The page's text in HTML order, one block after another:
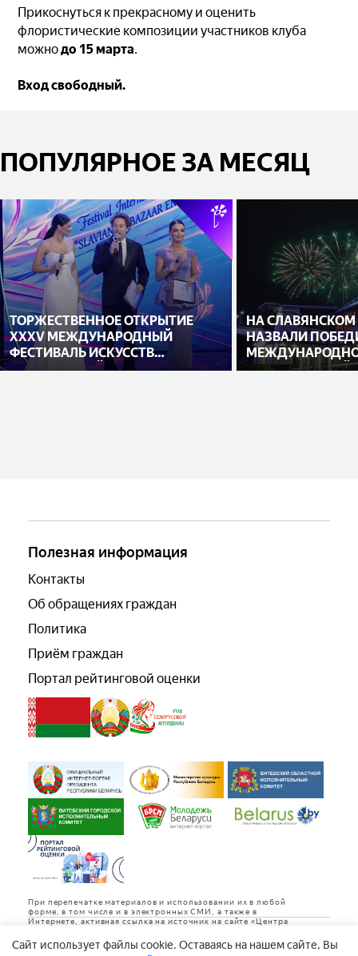
Прикоснуться к прекрасному и оценить
флористические композиции участников клуба
можнодо 15 марта.
Вход свободный.
ПОПУЛЯРНОЕ ЗА МЕСЯЦ
ТОРЖЕСТВЕННОЕ ОТКРЫТИЕ
XXXV МЕЖДУНАРОДНЫЙ
ФЕСТИВАЛЬ ИСКУССТВ
«СЛАВЯНСКИЙ БАЗАР В
НА СЛАВЯНСКОМ
НАЗВАЛИ
ИСПОЛНИТЕЛЕЙ
Полезная информация
Контакты
Об обращениях граждан
Политика
Приём граждан
Портал рейтинговой оценки
Cайт использует файлы cookie. Оставаясь на нашем сайте, Вы
При перепечатке материалов и использовании их в любой
форме, в том числе и в электронных СМИ, а также в
Интернете, активная ссылка на источник на сайте «Центра